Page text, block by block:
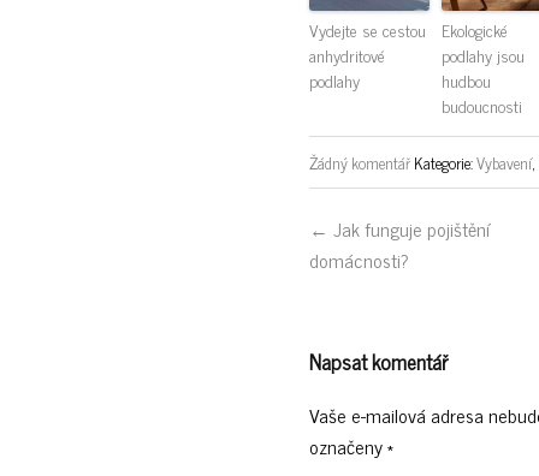
Vydejte se cestou
anhydritové
podlahy
Ekologické
podlahy jsou
hudbou
budoucnosti
Žádný komentářKategorie:Vybavení,
← Jak funguje pojištění
domácnosti?
Napsat komentář
Vaše e-mailová adresa
označeny*